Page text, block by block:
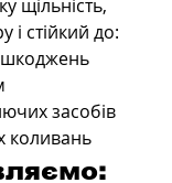
щільність,
і стійкий до:
засобів
коливань